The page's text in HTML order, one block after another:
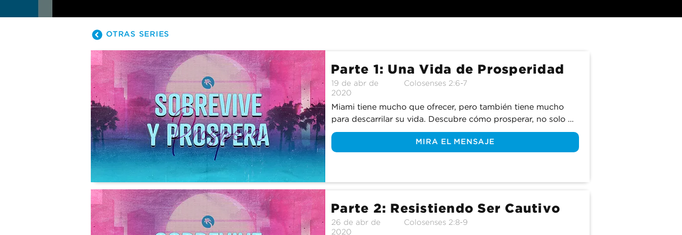
OTRAS SERIES
Parte 1: Una Vida de Prosperidad
19 de abr de
2020
Colosenses 2:6-7
Miami tiene mucho que ofrecer, pero también tiene mucho
para descarrilar su vida. Descubre cómo prosperar, no solo
sobrevivir, en la vida cristiana.
MIRA EL MENSAJE
Parte 2: Resistiendo Ser Cautivo
26 de abr de
2020
Colosenses 2:8-9